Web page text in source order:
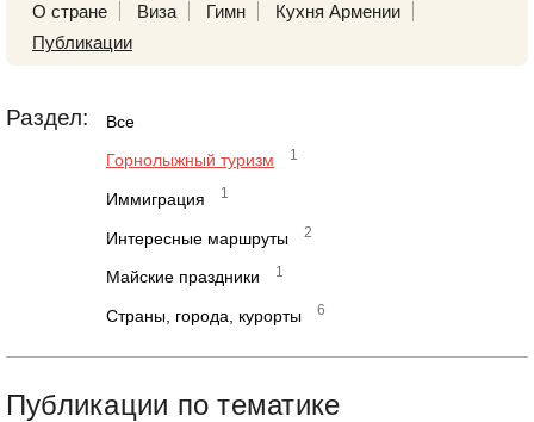
О стране
Виза Гимн
Кухня Армении
Публикации
Раздел: Все
Горнолыжный туризм 1
Иммиграция 1
Интересные маршруты 2
Майские праздники 1
Страны, города, курорты 6
Публикации по тематике